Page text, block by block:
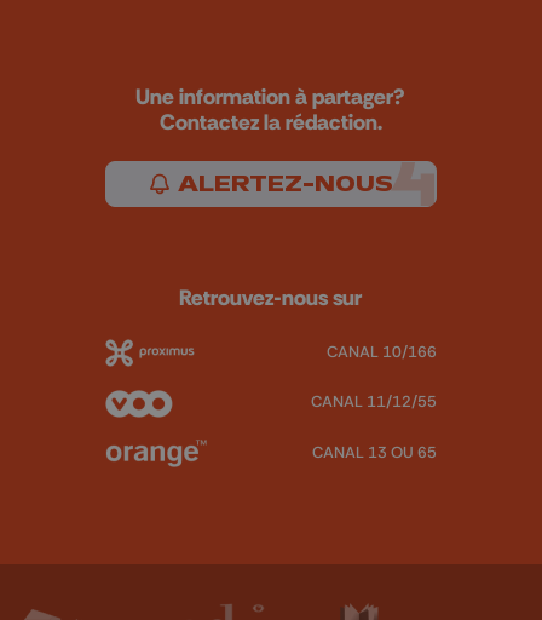
Une information à partager?
Contactez la rédaction.
ALERTEZ-NOUS
Retrouvez-nous sur
CANAL 10/166
CANAL 11/12/55
CANAL 13 OU 65